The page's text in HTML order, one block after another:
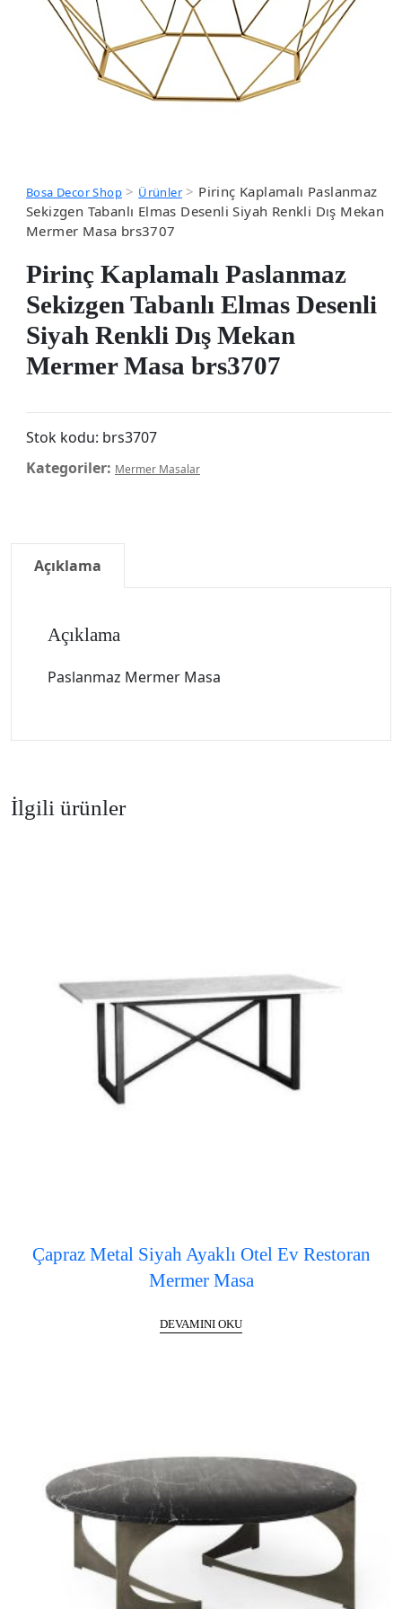
Bosa Decor Shop> Ürünler> Pirinç Kaplamalı Paslanmaz
Sekizgen Tabanlı Elmas Desenli Siyah Renkli Dış Mekan
Mermer Masa brs3707
Pirinç Kaplamalı Paslanmaz
Sekizgen Tabanlı Elmas Desenli
Siyah Renkli Dış Mekan
Mermer Masa brs3707
Stok kodu: brs3707
Kategoriler: Mermer Masalar
Açıklama
Açıklama
Paslanmaz Mermer Masa
İlgili ürünler
Çapraz Metal Siyah Ayaklı Otel Ev Restoran
Mermer Masa
DEVAMINI OKU